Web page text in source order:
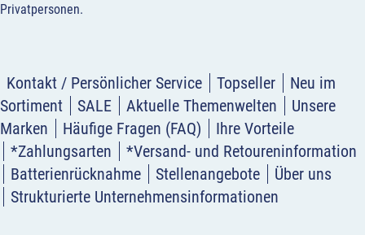
Privatpersonen.
Kontakt / Persönlicher Service Topseller
Neu im
Sortiment
SALE Aktuelle Themenwelten
Unsere
Marken
Häufige Fragen (FAQ)
Ihre Vorteile
*Zahlungsarten
*Versand- und Retoureninformation
Batterienrücknahme
Stellenangebote
Über uns
Strukturierte Unternehmensinformationen